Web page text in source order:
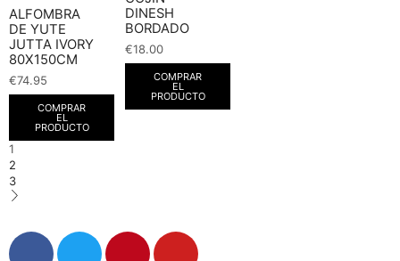
ALFOMBRA
DE YUTE
JUTTA IVORY
80X150CM
€74.95
COMPRAR
EL
PRODUCTO
DINESH
BORDADO
€18.00
COMPRAR
EL
PRODUCTO
1
2
3